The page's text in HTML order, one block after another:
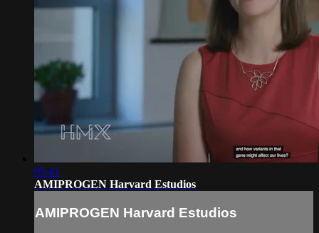
05:41
AMIPROGEN Harvard Estudios
AMIPROGEN Harvard Estudios